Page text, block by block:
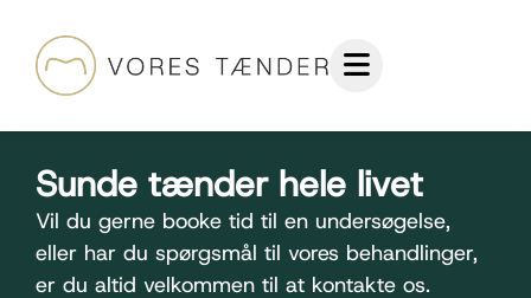
Sunde tænder hele livet
Vil du gerne booke tid til en undersøgelse,
eller har du spørgsmål til vores behandlinger,
er du altid velkommen til at kontakte os.